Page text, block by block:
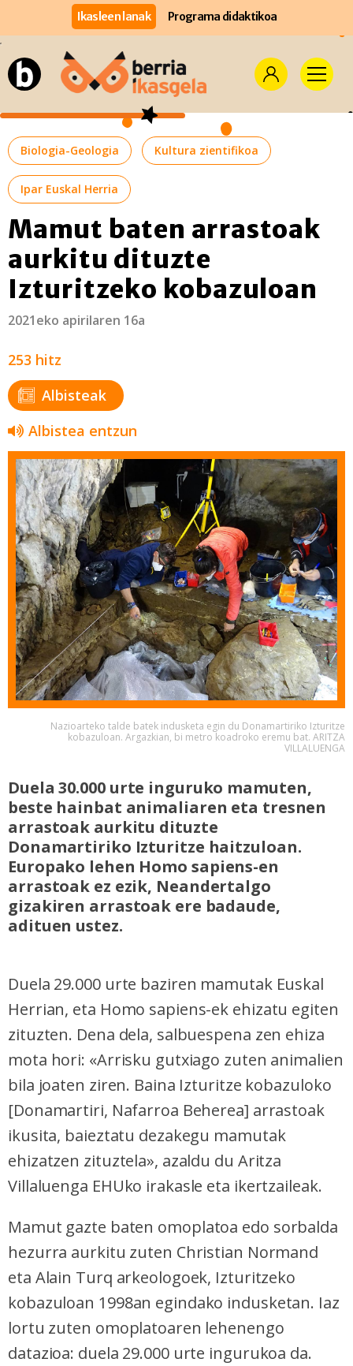
Ikasleen lanak Programa didaktikoa
Biologia-Geologia Kultura zientifikoa
Ipar Euskal Herria
Mamut baten arrastoak
aurkitu dituzte
Izturitzeko kobazuloan
2021eko apirilaren 16a
253 hitz
Albisteak
Albistea entzun
Nazioarteko talde batek indusketa egin du Donamartiriko Izturitze
kobazuloan. Argazkian, bi metro koadroko eremu bat. ARITZA
VILLALUENGA
Duela 30.000 urte inguruko mamuten,
beste hainbat animaliaren eta tresnen
arrastoak aurkitu dituzte
Donamartiriko Izturitze haitzuloan.
Europako lehen Homo sapiens-en
arrastoak ez ezik, Neandertalgo
gizakiren arrastoak ere badaude,
adituen ustez.
Duela 29.000 urte baziren mamutak Euskal
Herrian, eta Homo sapiens-ek ehizatu egiten
zituzten. Dena dela, salbuespena zen ehiza
mota hori: «Arrisku gutxiago zuten animalien
bila joaten ziren. Baina Izturitze kobazuloko
[Donamartiri, Nafarroa Beherea] arrastoak
ikusita, baieztatu dezakegu mamutak
ehizatzen zituztela», azaldu du Aritza
Villaluenga EHUko irakasle eta ikertzaileak.
Mamut gazte baten omoplatoa edo sorbalda
hezurra aurkitu zuten Christian Normand
eta Alain Turq arkeologoek, Izturitzeko
kobazuloan 1998an egindako indusketan. Iaz
lortu zuten omoplatoaren lehenengo
datazioa: duela 29.000 urte ingurukoa da.